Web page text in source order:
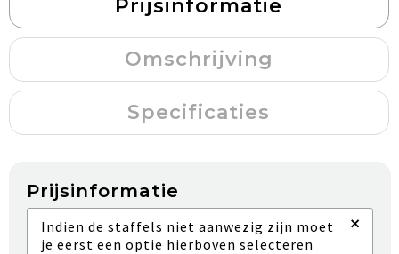
Prijsinformatie
Omschrijving
Specificaties
Prijsinformatie
Indien de staffels niet aanwezig zijn moet
je eerst een optie hierboven selecteren
×